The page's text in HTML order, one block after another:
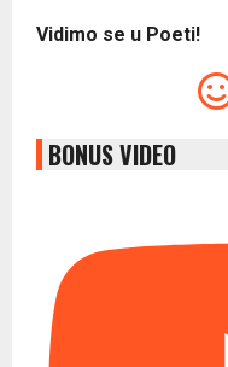
Vidimo se u Poeti!
BONUS VIDEO